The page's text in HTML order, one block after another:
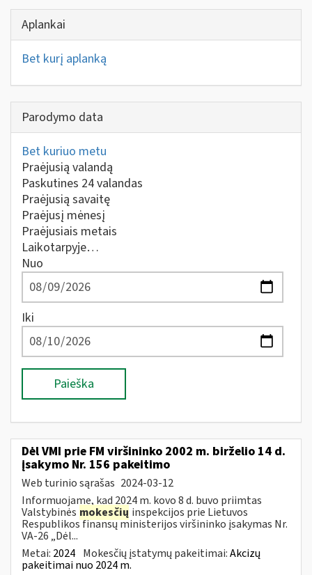
Aplankai
Bet kurį aplanką
Parodymo data
Bet kuriuo metu
Praėjusią valandą
Paskutines 24 valandas
Praėjusią savaitę
Praėjusį mėnesį
Praėjusiais metais
Laikotarpyje…
Nuo
Iki
Paieška
Dėl VMI prie FM viršininko 2002 m. birželio 14 d.
įsakymo Nr. 156 pakeitimo
Web turinio sąrašas 2024-03-12
Informuojame, kad 2024 m. kovo 8 d. buvo priimtas
Valstybinės mokesčių inspekcijos prie Lietuvos
Respublikos finansų ministerijos viršininko įsakymas Nr.
VA-26 „Dėl...
Metai: 2024 Mokesčių įstatymų pakeitimai:Akcizų
pakeitimai nuo 2024 m.